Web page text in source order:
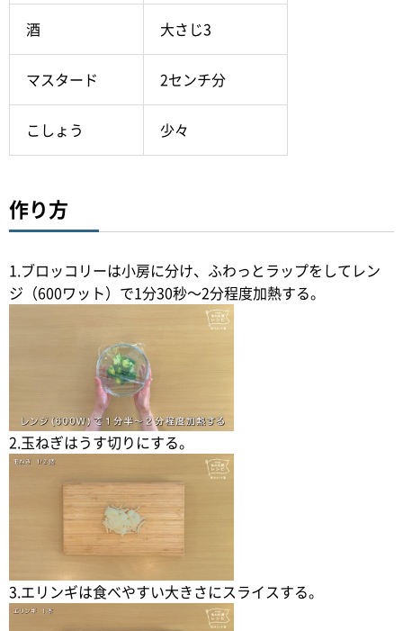
酒 大さじ3
マスタード 2センチ分
こしょう 少々
作り方
1.ブロッコリーは小房に分け、ふわっとラップをしてレン
ジ（600ワット）で1分30秒～2分程度加熱する。
2.玉ねぎはうす切りにする。
3.エリンギは食べやすい大きさにスライスする。